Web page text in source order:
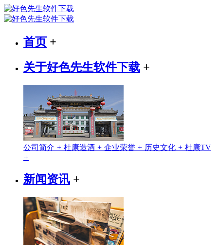
首页 +
关于好色先生软件下载 +
公司简介 + 杜康造酒 + 企业荣誉 + 历史文化 + 杜康TV
+
新闻资讯 +